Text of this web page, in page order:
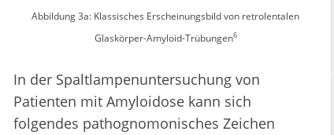
Abbildung 3a: Klassisches Erscheinungsbild von retrolentalen
Glaskörper-Amyloid-Trübungen6
In der Spaltlampenuntersuchung von
Patienten mit Amyloidose kann sich
folgendes pathognomonisches Zeichen